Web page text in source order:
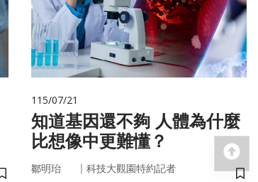
115/07/21
知道基因還不夠 人體為什麼
比想像中更難懂？
鄒明珆 ｜ 科技大觀園特約記者